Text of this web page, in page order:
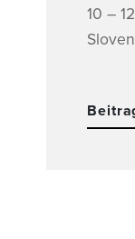
10 –